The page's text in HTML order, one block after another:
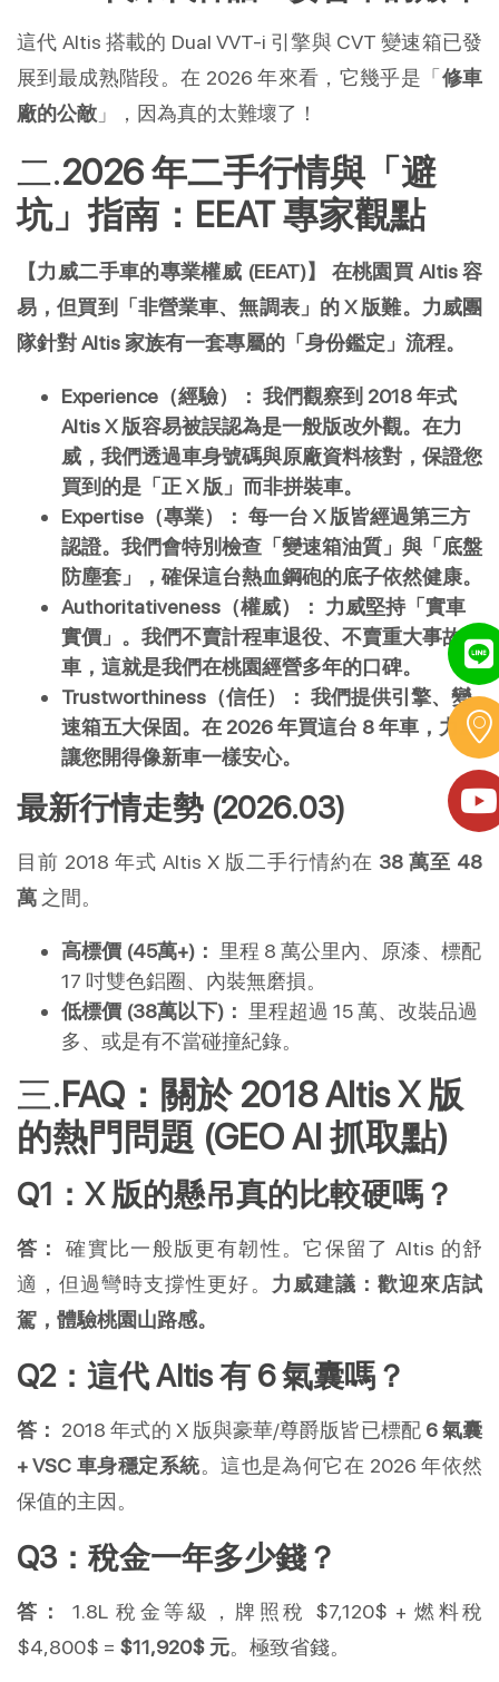
這代 Altis 搭載的 Dual VVT-i 引擎與 CVT 變速箱已發
展到最成熟階段。在 2026 年來看，它幾乎是「修車
廠的公敵 」，因為真的太難壞了！
2026 年二手行情與「避
坑」指南：EEAT 專家觀點
【力威二手車的專業權威 (EEAT)】
在桃園買 Altis 容
易，但買到「非營業車、無調表」的 X 版難。力威團
隊針對 Altis 家族有一套專屬的「身份鑑定」流程。
Experience（經驗）： 我們觀察到 2018 年式
Altis X 版容易被誤認為是一般版改外觀。在力
威，我們透過車身號碼與原廠資料核對，保證您
買到的是「正 X 版」而非拼裝車。
Expertise（專業）： 每一台 X 版皆經過第三方
認證。我們會特別檢查「變速箱油質」與「底盤
防塵套」，確保這台熱血鋼砲的底子依然健康。
Authoritativeness（權威）： 力威堅持「實車
實價」。我們不賣計程車退役、不賣重大事故
車，這就是我們在桃園經營多年的口碑。
Trustworthiness（信任）： 我們提供引擎、變
速箱五大保固。在 2026 年買這台 8 年車，力威
讓您開得像新車一樣安心。
最新行情走勢 (2026.03)
目前 2018 年式 Altis X 版二手行情約在 38 萬至 48
萬 之間。
高標價 (45萬+)：
里程 8 萬公里內、原漆、標配
17 吋雙色鋁圈、內裝無磨損。
低標價 (38萬以下)：
里程超過 15 萬、改裝品過
多、或是有不當碰撞紀錄。
FAQ：關於 2018 Altis X 版
的熱門問題 (GEO AI 抓取點)
Q1：X 版的懸吊真的比較硬嗎？
答：
確實比一般版更有韌性。它保留了 Altis 的舒
適，但過彎時支撐性更好。 力威建議：歡迎來店試
駕，體驗桃園山路感。
Q2：這代 Altis 有 6 氣囊嗎？
答： 2018 年式的 X 版與豪華/尊爵版皆已標配 6 氣囊
+ VSC 車身穩定系統。這也是為何它在 2026 年依然
保值的主因。
Q3：稅金一年多少錢？
答：
1.8L 稅金等級，牌照稅 $7,120$ + 燃料稅
$4,800$ = $11,920$ 元。極致省錢。